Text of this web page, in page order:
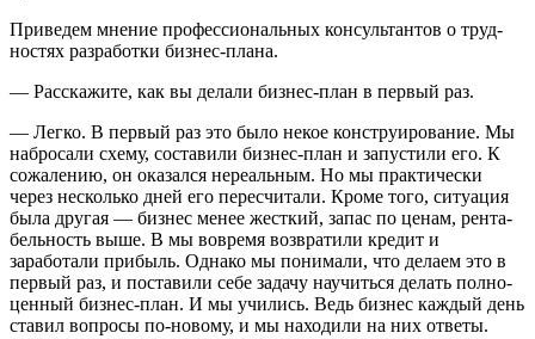
Приведем мнение профессиональных консультантов о труд­
ностях разработки бизнес-плана.
— Расскажите, как вы делали бизнес-план в первый раз.
— Легко. В первый раз это было некое конструирование. Мы
набросали схему, составили бизнес-план и запустили его. К
сожалению, он оказался нереальным. Но мы практически
через несколько дней его пересчитали. Кроме того, ситуация
была другая — бизнес менее жесткий, запас по ценам, рента­
бельность выше. В мы вовремя возвратили кредит и
заработали прибыль. Однако мы понимали, что делаем это в
первый раз, и поставили себе задачу научиться делать полно­
ценный бизнес-план. И мы учились. Ведь бизнес каждый день
ставил вопросы по-новому, и мы находили на них ответы.